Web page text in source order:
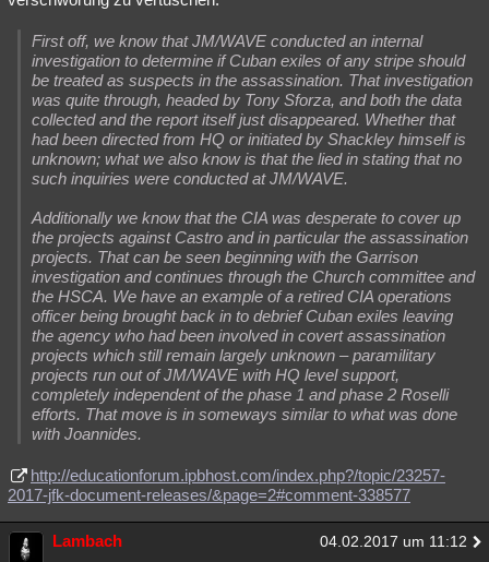
First off, we know that JM/WAVE conducted an internal
investigation to determine if Cuban exiles of any stripe should
be treated as suspects in the assassination. That investigation
was quite through, headed by Tony Sforza, and both the data
collected and the report itself just disappeared. Whether that
had been directed from HQ or initiated by Shackley himself is
unknown; what we also know is that the lied in stating that no
such inquiries were conducted at JM/WAVE.
Additionally we know that the CIA was desperate to cover up
the projects against Castro and in particular the assassination
projects. That can be seen beginning with the Garrison
investigation and continues through the Church committee and
the HSCA. We have an example of a retired CIA operations
officer being brought back in to debrief Cuban exiles leaving
the agency who had been involved in covert assassination
projects which still remain largely unknown – paramilitary
projects run out of JM/WAVE with HQ level support,
completely independent of the phase 1 and phase 2 Roselli
efforts. That move is in someways similar to what was done
with Joannides.
http://educationforum.ipbhost.com/index.php?/topic/23257-
2017-jfk-document-releases/&page=2#comment-338577
Lambach 04.02.2017 um 11:12